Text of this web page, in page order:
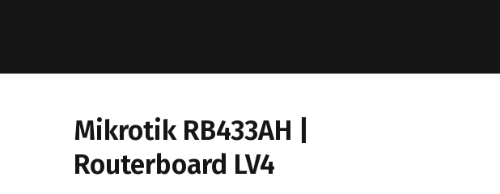
Mikrotik RB433AH |
Routerboard LV4